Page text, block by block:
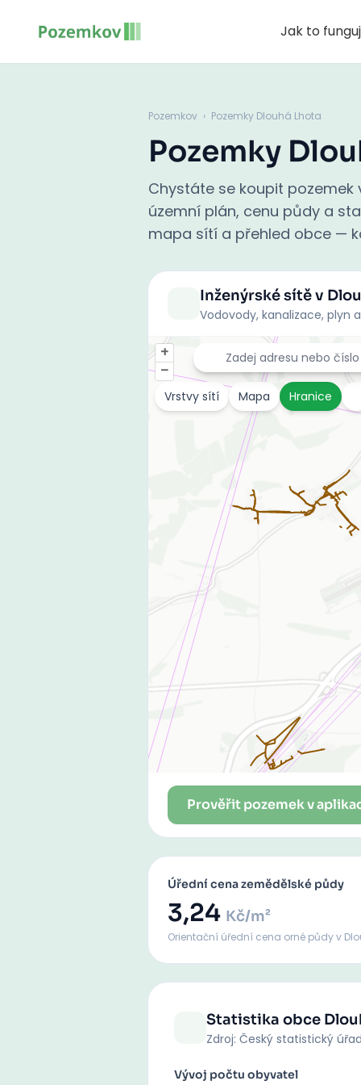
Jak to
Pozemkov › Pozemky Dlouhá Lhota
Pozemky
Chystáte se koupit pozemek
územní plán, cenu půdy a
mapa sítí a přehled obce —
Inženýrské sítěv
Vodovody, kanalizace, plyn
Prověřit pozemek v
Úřední cena zemědělské půdy
3,24 Kč/m²
Orientační úřední cena orné půdyv
Statistika obce
Zdroj: Český statistický
Vývoj počtu obyvatel